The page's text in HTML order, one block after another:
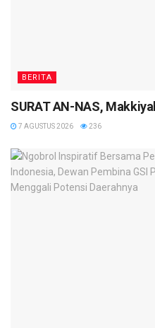
BERITA
SURAT AN-NAS,
7 AGUSTUS 2026 236